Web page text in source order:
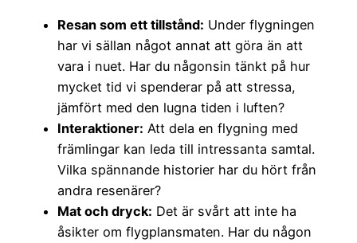
Resan som ett tillstånd: Under flygningen
har vi sällan något annat att göra än att
vara i nuet. Har du någonsin tänkt på hur
mycket tid vi spenderar på att stressa,
jämfört med den lugna tiden i luften?
Interaktioner: Att dela en flygning med
främlingar kan leda till intressanta samtal.
Vilka spännande historier har du hört från
andra resenärer?
Mat och dryck: Det är svårt att inte ha
åsikter om flygplansmaten. Har du någon